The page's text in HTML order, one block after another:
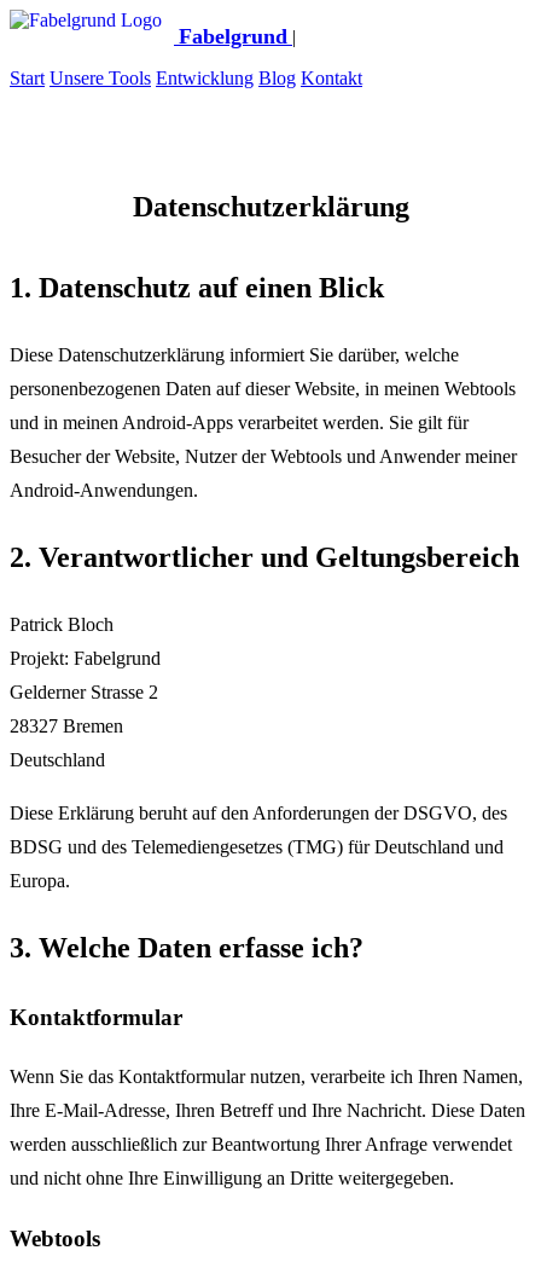
Fabelgrund |
Start Unsere Tools Entwicklung Blog Kontakt
Datenschutzerklärung
1. Datenschutz auf einen Blick
Diese Datenschutzerklärung informiert Sie darüber, welche
personenbezogenen Daten auf dieser Website, in meinen Webtools
und in meinen Android-Apps verarbeitet werden. Sie gilt für
Besucher der Website, Nutzer der Webtools und Anwender meiner
Android-Anwendungen.
2. Verantwortlicher und Geltungsbereich
Patrick Bloch
Projekt: Fabelgrund
Gelderner Strasse 2
28327 Bremen
Deutschland
Diese Erklärung beruht auf den Anforderungen der DSGVO, des
BDSG und des Telemediengesetzes (TMG) für Deutschland und
Europa.
3. Welche Daten erfasse ich?
Kontaktformular
Wenn Sie das Kontaktformular nutzen, verarbeite ich Ihren Namen,
Ihre E-Mail-Adresse, Ihren Betreff und Ihre Nachricht. Diese Daten
werden ausschließlich zur Beantwortung Ihrer Anfrage verwendet
und nicht ohne Ihre Einwilligung an Dritte weitergegeben.
Webtools